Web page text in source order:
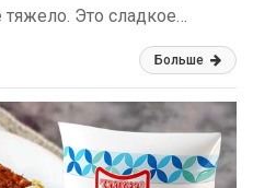
Это сладкое…
Больше